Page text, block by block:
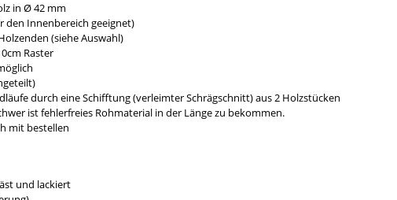
in Ø 42 mm
den Innenbereich geeignet)
(siehe Auswahl)
Raster
durch eine Schifftung (verleimter Schrägschnitt) aus 2 Holzstücken
ist fehlerfreies Rohmaterial in der Länge zu bekommen.
mit bestellen
und lackiert